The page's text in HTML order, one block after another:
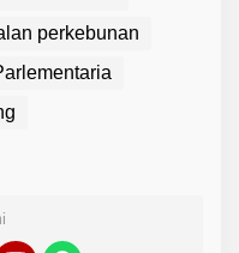
perkebunan